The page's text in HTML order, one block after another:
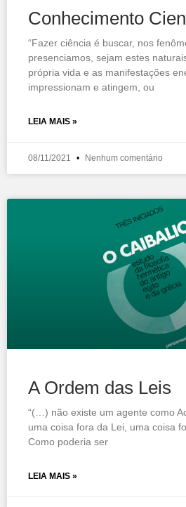
Conhecimento
“Fazer ciência é buscar, nos
presenciamos, sejam estes
própria vida e as manifestações
impressionam e atingem, ou
LEIA MAIS »
08/11/2021 Nenhum comentário
A Ordem das Leis
“(…) não existe um agente como
uma coisa fora da Lei, uma coisa
Como poderia ser
LEIA MAIS »